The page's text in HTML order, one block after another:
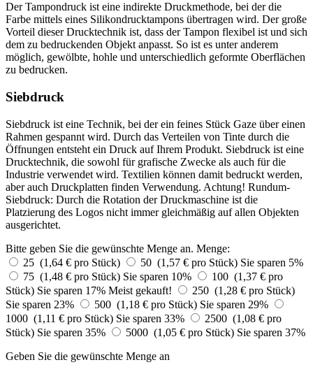
Der Tampondruck ist eine indirekte Druckmethode, bei der die
Farbe mittels eines Silikondrucktampons übertragen wird. Der große
Vorteil dieser Drucktechnik ist, dass der Tampon flexibel ist und sich
dem zu bedruckenden Objekt anpasst. So ist es unter anderem
möglich, gewölbte, hohle und unterschiedlich geformte Oberflächen
zu bedrucken.
Siebdruck
Siebdruck ist eine Technik, bei der ein feines Stück Gaze über einen
Rahmen gespannt wird. Durch das Verteilen von Tinte durch die
Öffnungen entsteht ein Druck auf Ihrem Produkt. Siebdruck ist eine
Drucktechnik, die sowohl für grafische Zwecke als auch für die
Industrie verwendet wird. Textilien können damit bedruckt werden,
aber auch Druckplatten finden Verwendung. Achtung! Rundum-
Siebdruck: Durch die Rotation der Druckmaschine ist die
Platzierung des Logos nicht immer gleichmäßig auf allen Objekten
ausgerichtet.
Bitte geben Sie die gewünschte Menge an. Menge:
25 (1,64 € pro Stück)
50 (1,57 € pro Stück) Sie sparen 5%
75 (1,48 € pro Stück) Sie sparen 10%
100 (1,37 € pro
Stück) Sie sparen 17% Meist gekauft!
250 (1,28 € pro Stück)
Sie sparen 23%
500 (1,18 € pro Stück) Sie sparen 29%
1000 (1,11 € pro Stück) Sie sparen 33%
2500 (1,08 € pro
Stück) Sie sparen 35% 5000 (1,05 € pro Stück) Sie sparen 37%
Geben Sie die gewünschte Menge an